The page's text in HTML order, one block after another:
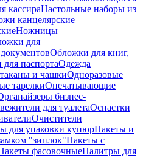
кассираНастольные наборы из
канцелярские
Ножницы
для
Обложки для книг,
паспортаОдежда
и чашкиОдноразовые
тарелкиОпечатывающие
бизнес-
для туалетаОснастки
Очистители
для упаковки купюрПакеты и
"зиплок"Пакеты с
фасовочныеПалитры для